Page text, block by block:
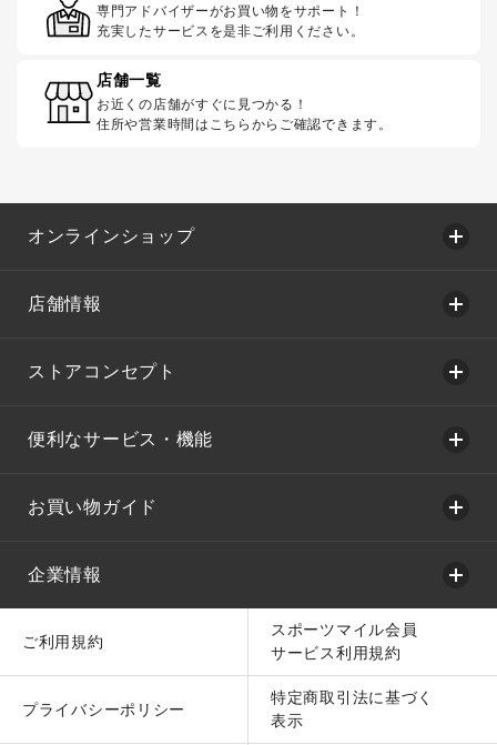
専門アドバイザーがお買い物をサポート！
充実したサービスを是非ご利用ください。
店舗一覧
お近くの店舗がすぐに見つかる！
住所や営業時間はこちらからご確認できます。
オンラインショップ
店舗情報
ストアコンセプト
便利なサービス・機能
お買い物ガイド
企業情報
ご利用規約
スポーツマイル会員
サービス利用規約
プライバシーポリシー
特定商取引法に基づく
表示